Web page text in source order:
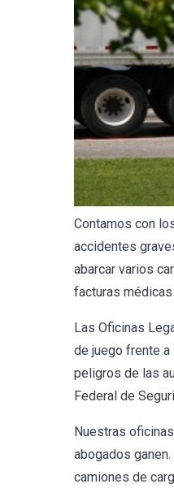
Contamos con
accidentes
abarcar varios
facturas
Las Oficinas
de juego frente
peligros de las
Federal de
Nuestras
abogados
camiones de